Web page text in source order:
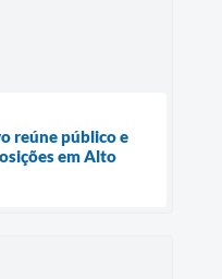
reúne público e
em Alto